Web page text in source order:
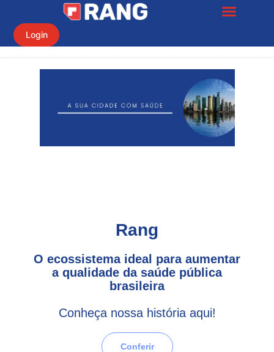
Login
Rang
O ecossistema ideal para aumentar
a qualidade da saúde pública
brasileira
Conheça nossa história aqui!
Conferir